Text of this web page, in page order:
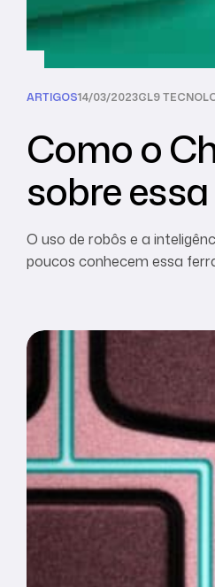
ARTIGOS14/03/2023CL9
Como o
sobre
O uso de robôs e a
poucos conhecem essa